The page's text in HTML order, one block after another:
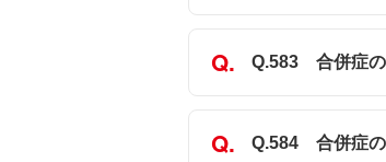
Q.583 合併症の
Q.584 合併症の